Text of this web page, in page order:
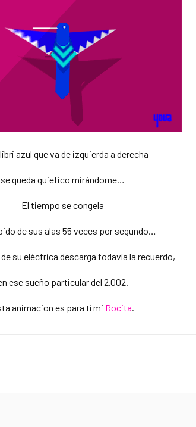
azul que va de izquierda a derecha
se queda quietico mirándome…
El tiempo se congela
de sus alas 55 veces por segundo…
su eléctrica descarga todavía la recuerdo,
ese sueño particular del 2.002.
animacion es para tí mi Rocita.